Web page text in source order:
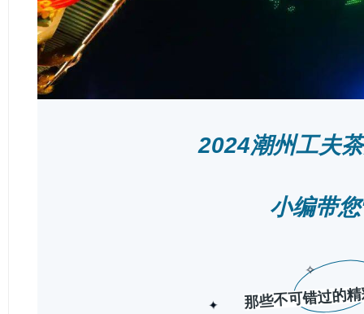
2024潮州工夫
小编带
✦
✧
那些不可错过的